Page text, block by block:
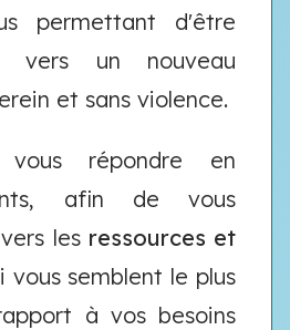
permettant d'être
vers un nouveau
et sans violence.
vous répondre en
afin de vous
lesressources et
vous semblent le plus
à vos besoins